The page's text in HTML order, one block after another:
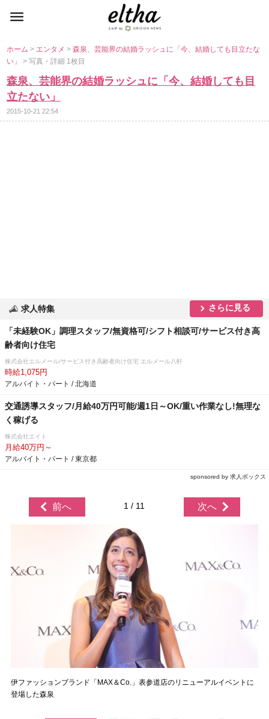
ホーム> エンタメ>森泉、芸能界の結婚ラッシュに「今、結婚しても目立たな
い」> 写真・詳細 1枚目
森泉、芸能界の結婚ラッシュに「今、結婚しても目
立たない」
2015-10-21 22:54
求人特集 さらに見る
「未経験OK」調理スタッフ/無資格可/シフト相談可/サービス付き高
齢者向け住宅
株式会社エルメール/サービス付き高齢者向け住宅 エルメール八軒
時給1,075円
アルバイト・パート / 北海道
交通誘導スタッフ/月給40万円可能/週1日～OK/重い作業なし!無理な
く稼げる
株式会社エイト
月給40万円～
アルバイト・パート / 東京都
sponsored by 求人ボックス
前へ 1 / 11 次へ
伊ファッションブランド「MAX＆Co.」表参道店のリニューアルイベントに
登場した森泉